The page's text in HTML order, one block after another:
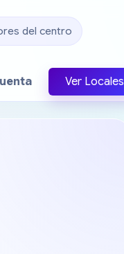
del centro
Ver Locales